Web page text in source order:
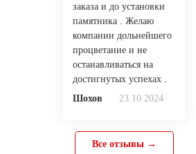
заказа и до установки
памятника . Желаю
компании дольнейшего
процветание и не
останавливаться на
достигнутых успехах .
Шохов
23.10.2024
Все отзывы →